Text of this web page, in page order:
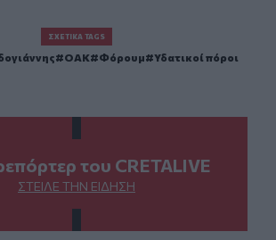
ΣΧΕΤΙΚΆ TAGS
ΟΑΚ Φόρουμ Υδατικοί πόροι
του CRETALIVE
ΣΤΕΊΛΕ ΤΗΝ ΕΊΔΗΣΗ